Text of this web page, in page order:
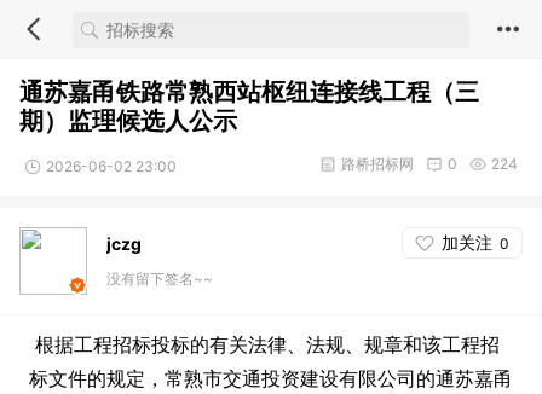
通苏嘉甬铁路常熟西站枢纽连接线工程（三
期）监理候选人公示
2026-06-02 23:00 224
0
路桥招标网
jczg 加关注 0
没有留下签名~~
根据工程招标投标的有关法律、法规、规章和该工程招
标文件的规定，常熟市交通投资建设有限公司的通苏嘉甬